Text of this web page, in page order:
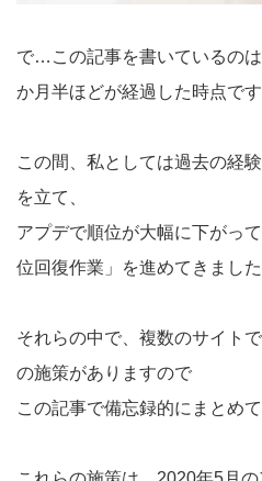
で…この記事を書いているの
か月半ほどが経過した時点です
この間、私としては過去の経
を立て、
アプデで順位が大幅に下がっ
位回復作業」を進めてきました
それらの中で、複数のサイト
の施策がありますので
この記事で備忘録的にまとめ